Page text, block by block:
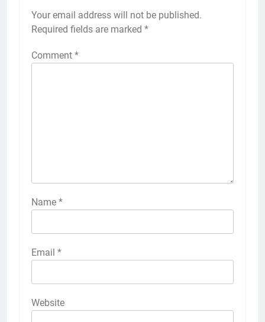
Your email address will not be published.
Required fields are marked *
Comment *
Name *
Email *
Website